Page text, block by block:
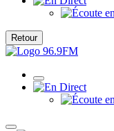
Retour